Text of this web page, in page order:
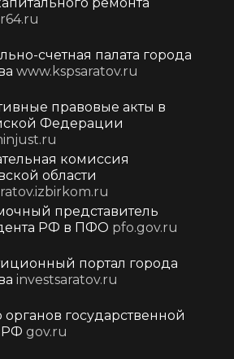
счетная палата города
www.kspsaratov.ru
правовые акты в
Федерации
комиссия
области
представитель
РФ в ПФО pfo.gov.ru
портал города
investsaratov.ru
государственной
РФ gov.ru